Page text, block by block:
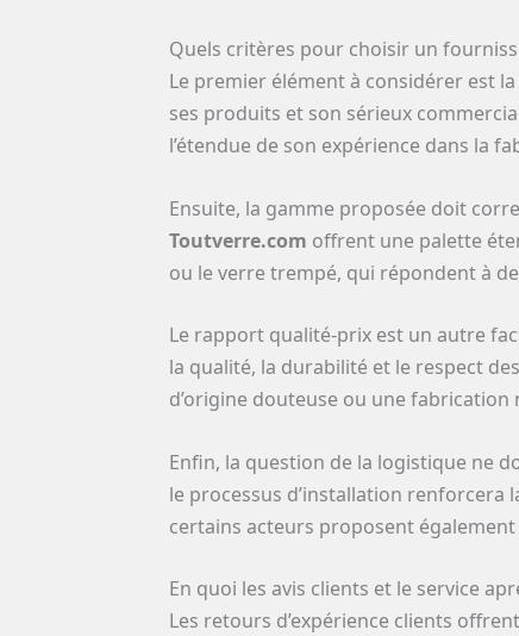
Quels critères pour choisir un
Le premier élément à considérer est
ses produits et son sérieux
l’étendue de son expérience dans la
Ensuite, la gamme proposée doit
Toutverre.com offrent une palette
ou le verre trempé, qui répondent à
Le rapport qualité-prix est un autre
la qualité, la durabilité et le respect
d’origine douteuse ou une fabrication
Enfin, la question de la logistique ne
le processus d’installation
certains acteurs proposent également
En quoi les avis clients et le service
Les retours d’expérience clients